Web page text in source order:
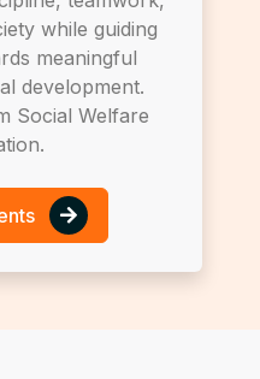
while guiding
meaningful
development.
Social Welfare